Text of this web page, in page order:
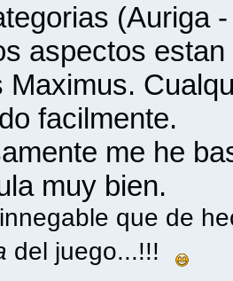
(Auriga
aspectos
Maximus.
facilmente.
me he
muy bien.
que de
del juego...!!!